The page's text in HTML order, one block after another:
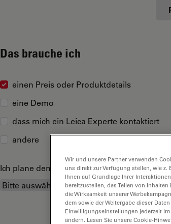
Das brauche ich
einen Preis oder Produktdetails
eine Demo
dass mich ein Leica Experte kontaktiert
andere
Ich plane den Kauf...
Wir und unsere Partner verwenden
uns direkt zur Verfügung stellen, wie z.
Ihnen auf Grundlage Ihrer
bereitzustellen, das Teilen von
die Wirksamkeit unserer
dem sowie der Weitergabe dieser
Einwilligungseinstellungen jederzeit im
ändern. Lesen Sie unsere Cookie-